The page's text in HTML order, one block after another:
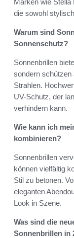
Marken wie
die sowohl
Warum sind
Sonnenschutz?
Sonnenbrillen
sondern schützen
Strahlen.
UV-Schutz, der
verhindern kann.
Wie kann ich
kombinieren?
Sonnenbrillen
können vielfältig
Stil zu betonen.
eleganten
Look in Szene.
Was sind die
Sonnenbrillen in